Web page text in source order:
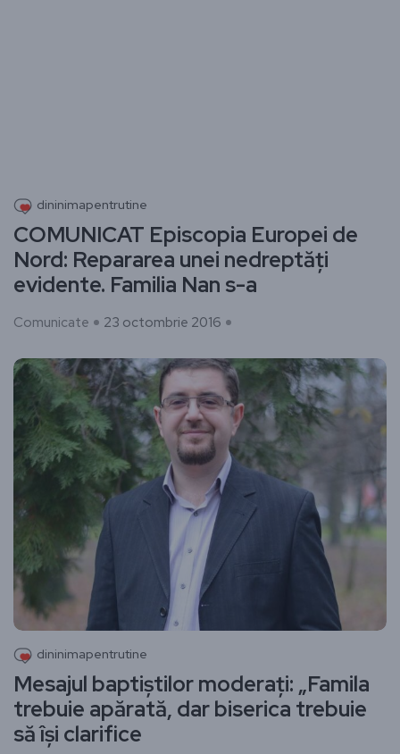
dininimapentrutine
COMUNICAT Episcopia Europei de
Nord: Repararea unei nedreptăți
evidente. Familia Nan s-a
Comunicate 23 octombrie 2016
dininimapentrutine
Mesajul baptiştilor moderaţi: „Famila
trebuie apărată, dar biserica trebuie
să îşi clarifice